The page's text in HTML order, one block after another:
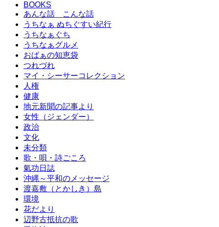
BOOKS
あんな話 こんな話
うちなぁ ぬちぐすい紀行
うちなぁぐち
うちなぁグルメ
おばぁの知恵袋
つれづれ
マイ・シーサーコレクション
人権
健康
地元新聞の記事より
女性（ジェンダー）
政治
文化
未分類
歌・唄・詩ごころ
氣功日誌
沖縄～平和のメッセージ
渡嘉敷（とかしき）島
環境
花だより
辺野古抵抗の歌